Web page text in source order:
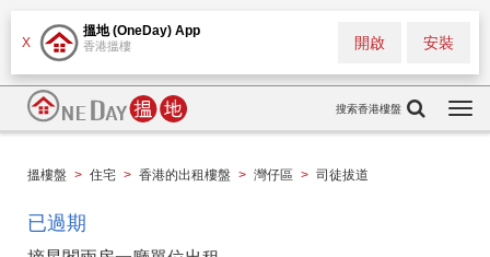
X
搵地 (OneDay) App
香港搵樓 安裝
開啟
搜索香港樓盤
搵樓盤 > 住宅 > 香港的出租樓盤 > 灣仔區 > 司徒拔道
已過期